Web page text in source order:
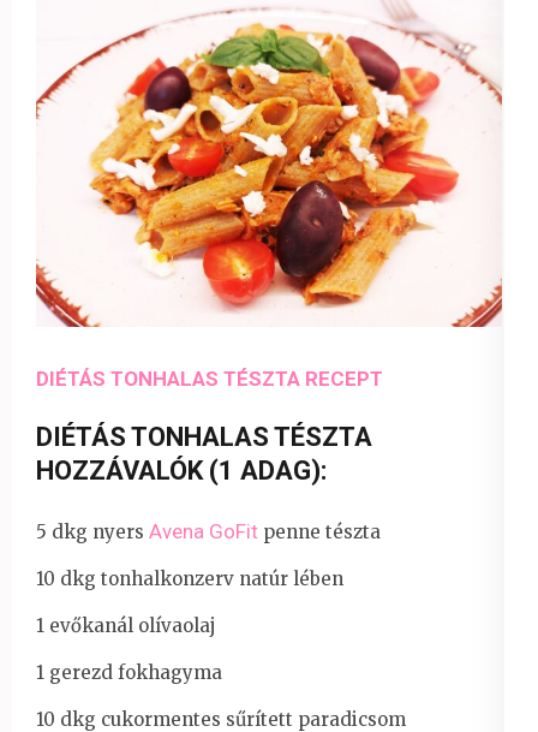
DIÉTÁS TONHALAS TÉSZTA RECEPT
DIÉTÁS TONHALAS TÉSZTA
HOZZÁVALÓK (1 ADAG):
5 dkg nyers Avena GoFit penne tészta
10 dkg tonhalkonzerv natúr lében
1 evőkanál olívaolaj
1 gerezd fokhagyma
10 dkg cukormentes sűrített paradicsom